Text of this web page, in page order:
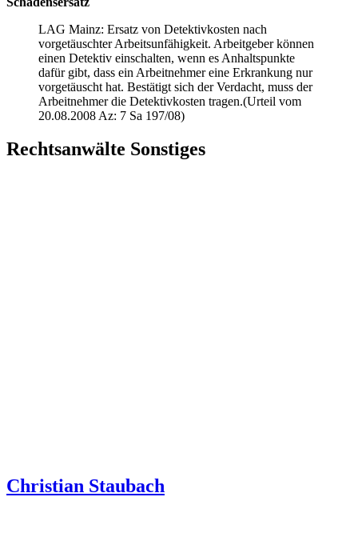
LAG Mainz: Ersatz von Detektivkosten nach
vorgetäuschter Arbeitsunfähigkeit. Arbeitgeber können
einen Detektiv einschalten, wenn es Anhaltspunkte
dafür gibt, dass ein Arbeitnehmer eine Erkrankung nur
vorgetäuscht hat. Bestätigt sich der Verdacht, muss der
Arbeitnehmer die Detektivkosten tragen.(Urteil vom
20.08.2008 Az: 7 Sa 197/08)
Rechtsanwälte Sonstiges
Christian Staubach